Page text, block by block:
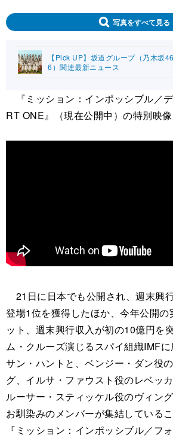
写真をすべて見る
【Pick UP】坂道グループ（乃木坂
6）関連最新ニュース
『ミッション：インポッシブル／
RT ONE』（現在公開中）の特別映像
21日に日本でも公開され、週末興
登場1位を獲得したほか、今年公開の
ット、週末興行収入が初の10億円を
ム・クルーズ演じるスパイ組織IMF
サン・ハントと、ベンジー・ダン役
グ、イルサ・ファウスト役のレベッカ
ルーサー・スティッケル役のヴィング
お馴染みのメンバーが集結している
『ミッション：インポッシブル／フ